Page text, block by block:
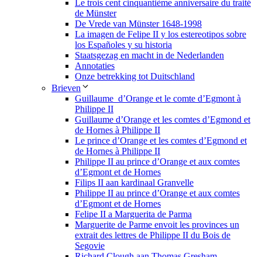
Le trois cent cinquantième anniversaire du traité
de Münster
De Vrede van Münster 1648-1998
La imagen de Felipe II y los estereotipos sobre
los Españoles y su historia
Staatsgezag en macht in de Nederlanden
Annotaties
Onze betrekking tot Duitschland
Brieven
Guillaume d’Orange et le comte d’Egmont à
Philippe II
Guillaume d’Orange et les comtes d’Egmond et
de Hornes à Philippe II
Le prince d’Orange et les comtes d’Egmond et
de Hornes à Philippe II
Philippe II au prince d’Orange et aux comtes
d’Egmont et de Hornes
Filips II aan kardinaal Granvelle
Philippe II au prince d’Orange et aux comtes
d’Egmont et de Hornes
Felipe II a Marguerita de Parma
Marguerite de Parme envoit les provinces un
extrait des lettres de Philippe II du Bois de
Segovie